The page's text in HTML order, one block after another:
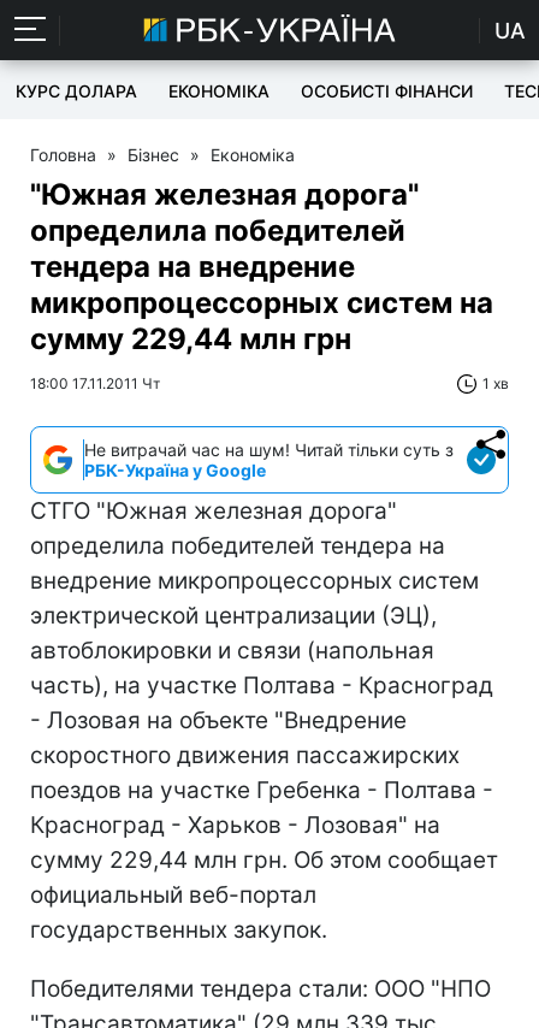
UA
КУРС ДОЛАРА ЕКОНОМІКА ОСОБИСТІ ФІНАНСИ
Головна » Бізнес » Економіка
"Южная железная дорога"
определила победителей
тендера на внедрение
микропроцессорных систем на
сумму 229,44 млн грн
18:00 17.11.2011 Чт 1 хв
Не витрачай час на шум! Читай тільки суть з
РБК-Україна у Google
СТГО "Южная железная дорога"
определила победителей тендера на
внедрение микропроцессорных систем
электрической централизации (ЭЦ),
автоблокировки и связи (напольная
часть), на участке Полтава - Красноград
- Лозовая на объекте "Внедрение
скоростного движения пассажирских
поездов на участке Гребенка - Полтава -
Красноград - Харьков - Лозовая" на
сумму 229,44 млн грн. Об этом сообщает
официальный веб-портал
государственных закупок.
Победителями тендера стали: ООО "НПО